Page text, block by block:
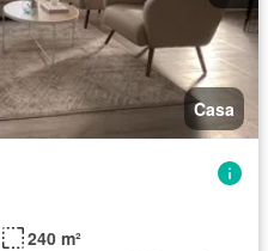
Casa
240 m²